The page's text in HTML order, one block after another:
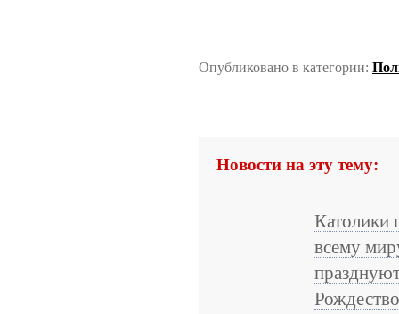
Опубликовано в категории:
Новости на эту тему:
Католики
всему
Рождество